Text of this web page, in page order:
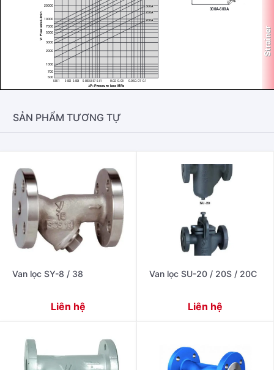
SẢN PHẨM TƯƠNG TỰ
Van lọc SY-8 / 38
Liên hệ
Van lọc SU-20 / 20S / 20C
Liên hệ